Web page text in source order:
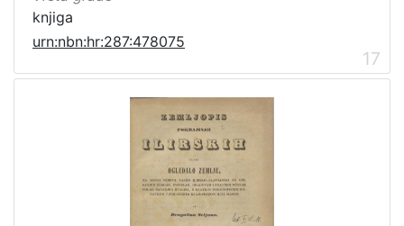
knjiga
urn:nbn:hr:287:478075
17